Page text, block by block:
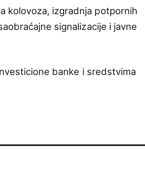
kolovoza, izgradnja potpornih
signalizacije i javne
banke i sredstvima